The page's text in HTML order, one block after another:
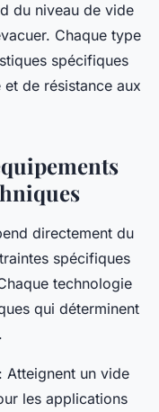
du niveau de vide
Chaque type
spécifiques
de résistance aux
directement du
spécifiques
technologie
qui déterminent
: Atteignent un vide
les applications